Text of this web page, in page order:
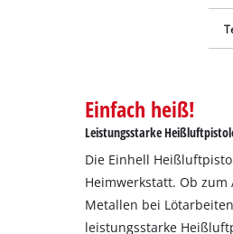
Einfach heiß!
Leistungsstarke
Die Einhell
Heimwerkstatt. Ob zum
Metallen bei
leistungsstarke